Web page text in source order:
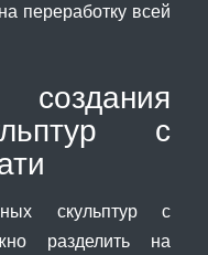
переработку всей
с
скульптур с
разделить на